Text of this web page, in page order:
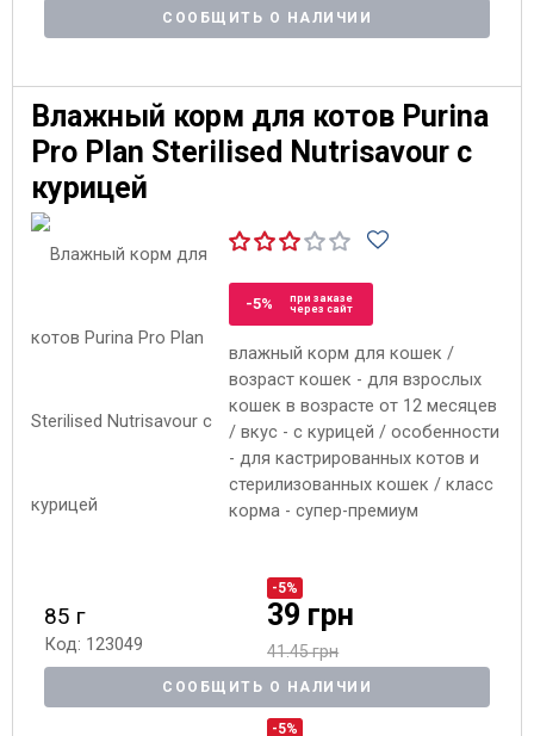
СООБЩИТЬ О НАЛИЧИИ
Влажный корм для котов Purina
Pro Plan Sterilised Nutrisavour с
курицей
-5%
при заказе
через сайт
влажный корм для кошек /
возраст кошек - для взрослых
кошек в возрасте от 12 месяцев
/ вкус - с курицей / особенности
- для кастрированных котов и
стерилизованных кошек / класс
корма - супер-премиум
85 г
Код: 123049
-5%
39 грн
41.45 грн
СООБЩИТЬ О НАЛИЧИИ
-5%